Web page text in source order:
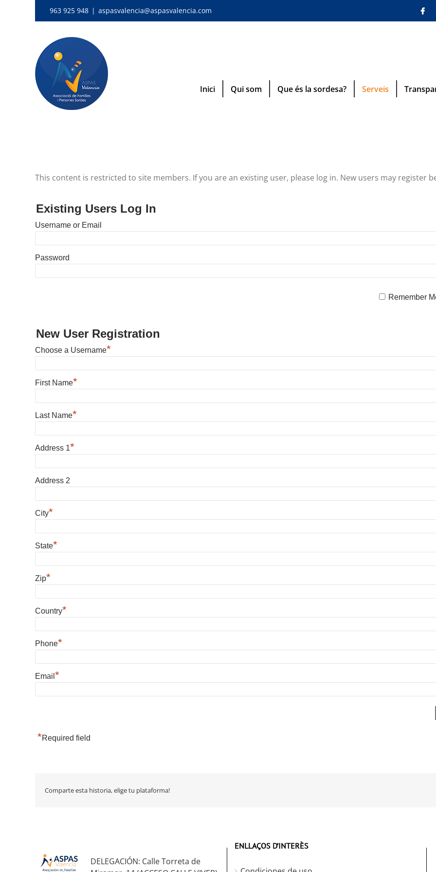
963 925 948 | aspasvalencia@aspasvalencia.com
Inici Qui som Que és la sordesa? Serveis
This content is restricted to site members. If you are an existing user, please log in. New users may register
Existing Users Log In
Username or Email
Password
Remember
New User Registration
Choose a Username*
First Name*
Last Name*
Address 1*
Address 2
City*
State*
Zip*
Country*
Phone*
Email *
*Required field
Comparte esta historia, elige tu plataforma!
DELEGACIÓN: Calle Torreta de
ENLLAÇOS D’INTERÈS